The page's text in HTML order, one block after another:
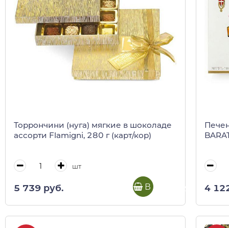
Торрончини (нуга) мягкие в шоколаде
ассорти Flamigni, 280 г (карт/кор)
шт
5 739 руб. В корзину 4